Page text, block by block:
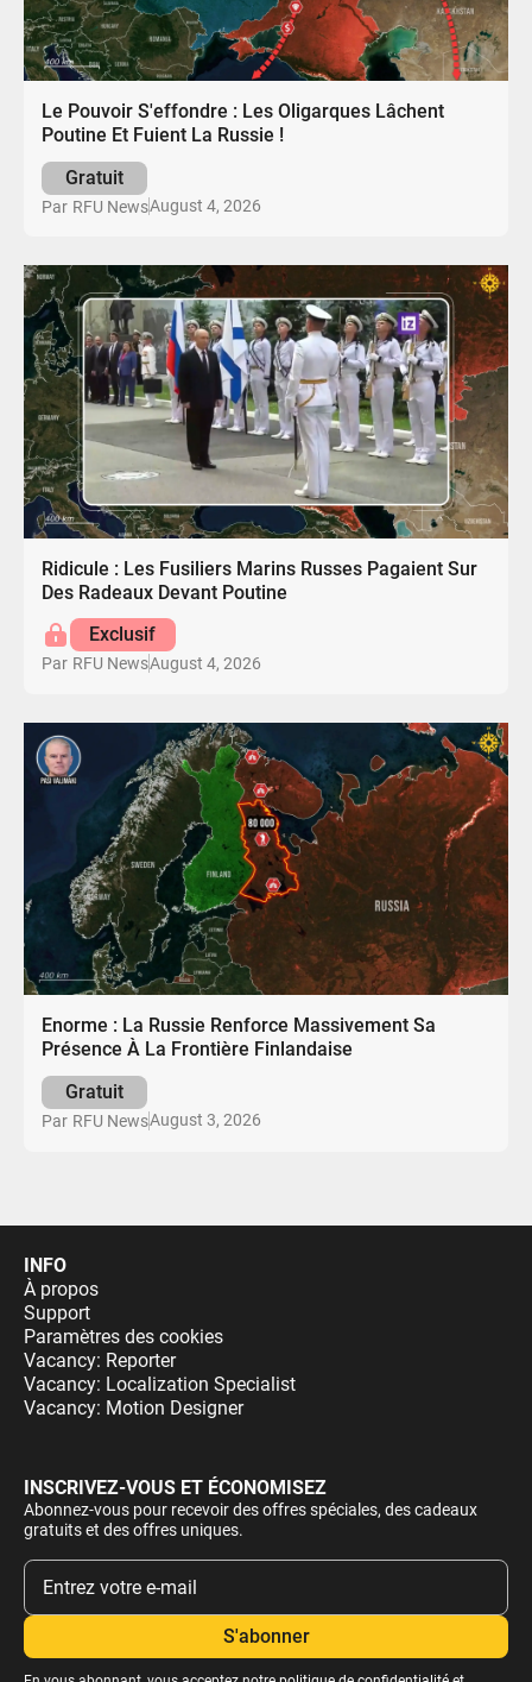
Le Pouvoir S'effondre : Les Oligarques Lâchent
Poutine Et Fuient La Russie !
Gratuit
Par RFU NewsAugust 4, 2026
Ridicule : Les Fusiliers Marins Russes Pagaient Sur
Des Radeaux Devant Poutine
Exclusif
Par RFU NewsAugust 4, 2026
Enorme : La Russie Renforce Massivement Sa
Présence À La Frontière Finlandaise
Gratuit
Par RFU NewsAugust 3, 2026
INFO
À propos
Support
Paramètres des cookies
Vacancy: Reporter
Vacancy: Localization Specialist
Vacancy: Motion Designer
INSCRIVEZ-VOUS ET ÉCONOMISEZ
Abonnez-vous pour recevoir des offres spéciales, des cadeaux
gratuits et des offres uniques.